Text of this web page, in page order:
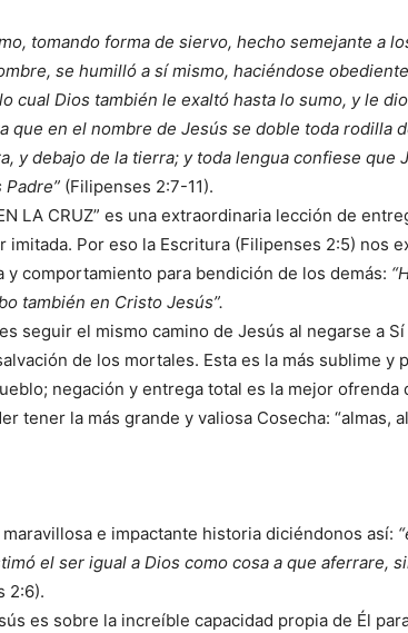
tomando forma de siervo, hecho semejante a
se humilló a sí mismo, haciéndose
cual Dios también le exaltó hasta lo sumo, y le
que en el nombre de Jesús se doble toda rodilla
y debajo de la tierra; y toda lengua confiese que
(Filipenses 2:7-11).
LA CRUZ” es una extraordinaria lección de
Por eso la Escritura (Filipenses 2:5) nos
comportamiento para bendición de los demás:
también en Cristo Jesús”.
seguir el mismo camino de Jesús al negarse a
de los mortales. Esta es la más sublime y
negación y entrega total es la mejor ofrenda
tener la más grande y valiosa Cosecha: “almas,
e impactante historia diciéndonos así:
el ser igual a Dios como cosa a que aferrare,
2:6).
es sobre la increíble capacidad propia de Él